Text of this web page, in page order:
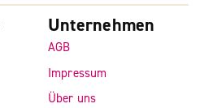
Unternehmen
AGB
Impressum
Über uns